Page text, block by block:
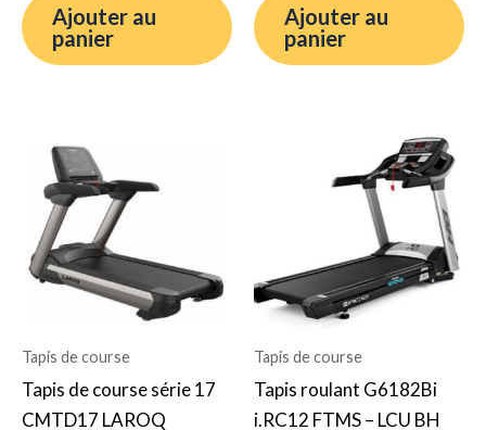
Ajouter au
panier
Ajouter au
panier
Tapis de course
Tapis de course série 17
CMTD17 LAROQ
initial
était :
9.220,22€.
Tapis de course
Tapis roulant G6182Bi
i.RC12 FTMS – LCU BH
initial
était :
3.300,00€.
prix
actuel
est :
2.222,22€.